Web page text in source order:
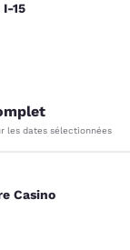
15
15
les dates sélectionnées
Casino
Casino